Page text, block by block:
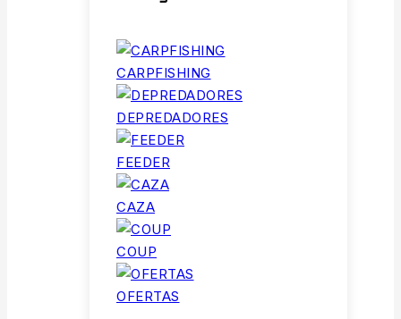
CARPFISHING
DEPREDADORES
FEEDER
CAZA
COUP
OFERTAS